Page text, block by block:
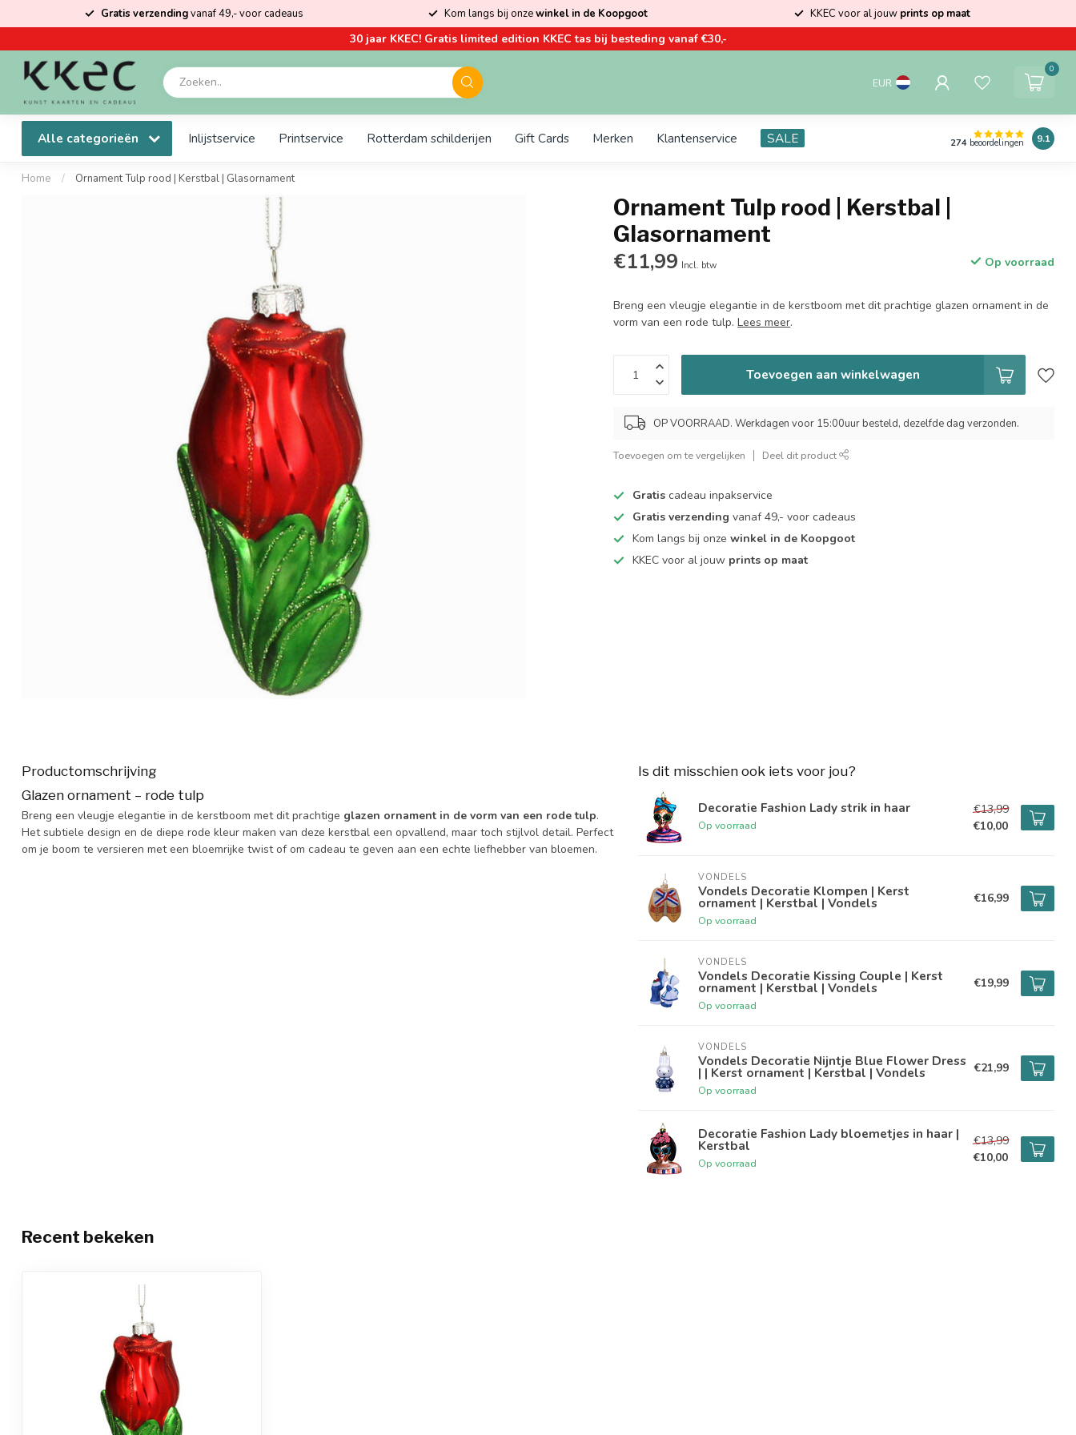
Gratis verzendingvanaf 49,- voor cadeaus Kom langs bij onzewinkel in de Koopgoot KKEC voor al jouw prints op maat
30 jaar KKEC! Gratis limited edition KKEC tas bij besteding vanaf €30,-
EUR
0
Alle categorieën Inlijstservice Printservice Rotterdam schilderijen Gift Cards Merken Klantenservice SALE 274 beoordelingen 9.1
Home / Ornament Tulp rood | Kerstbal | Glasornament
Ornament Tulp rood | Kerstbal |
Glasornament
€11,99 Incl. btw Op voorraad
Breng een vleugje elegantie in de kerstboom met dit prachtige glazen ornament in de
vorm van een rode tulp.Lees meer.
Toevoegen aan winkelwagen
OP VOORRAAD. Werkdagen voor 15:00uur besteld, dezelfde dag verzonden.
Toevoegen om te vergelijken Deel dit product
Gratis cadeau inpakservice
Gratis verzending vanaf 49,- voor cadeaus
Kom langs bij onzewinkel in de Koopgoot
KKEC voor al jouw prints op maat
Productomschrijving
Glazen ornament – rode tulp
Breng een vleugje elegantie in de kerstboom met dit prachtige glazen ornament in de vorm van een rode tulp.
Het subtiele design en de diepe rode kleur maken van deze kerstbal een opvallend, maar toch stijlvol detail. Perfect
om je boom te versieren met een bloemrijke twist of om cadeau te geven aan een echte liefhebber van bloemen.
Is dit misschien ook iets voor jou?
Decoratie Fashion Lady strik in haar
Op voorraad
€13,99
€10,00
VONDELS
Vondels Decoratie Klompen | Kerst
ornament | Kerstbal | Vondels
Op voorraad
€16,99
VONDELS
Vondels Decoratie Kissing Couple | Kerst
ornament | Kerstbal | Vondels
Op voorraad
€19,99
VONDELS
Vondels Decoratie Nijntje Blue Flower Dress
| | Kerst ornament | Kerstbal | Vondels
Op voorraad
€21,99
Decoratie Fashion Lady bloemetjes in haar |
Kerstbal
Op voorraad
€13,99
€10,00
Recent bekeken